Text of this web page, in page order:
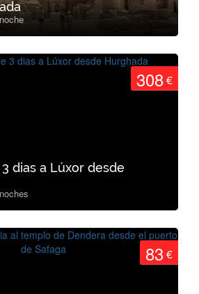
308€
dias a Lúxor desde
83 €